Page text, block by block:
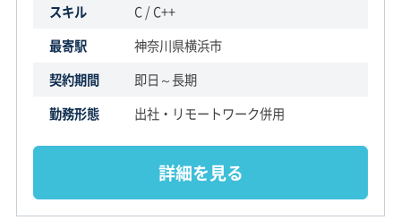
スキル
C / C++
最寄駅
神奈川県横浜市
契約期間
即日～長期
勤務形態
出社・リモートワーク併用
詳細を見る